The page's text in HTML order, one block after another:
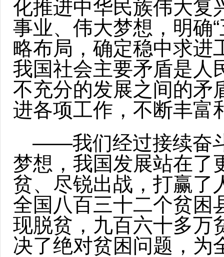
化推进中华民族伟大复
事业、伟大梦想，明确
略布局，确定稳中求进
我国社会主要矛盾是人
不充分的发展之间的矛
进各项工作，不断丰富
——我们经过接续奋
梦想，我国发展站在了
贫、尽锐出战，打赢了
全国八百三十二个贫困
现脱贫，九百六十多万
决了绝对贫困问题，为